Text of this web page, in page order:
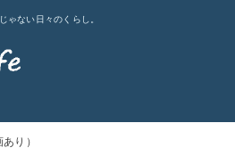
ゃない日々のくらし。
り）